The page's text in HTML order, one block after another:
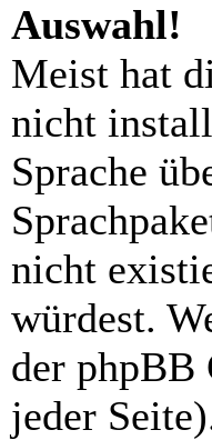
Auswahl!
Meist hat
nicht
Sprache
nicht
würdest.
der phpBB
jeder